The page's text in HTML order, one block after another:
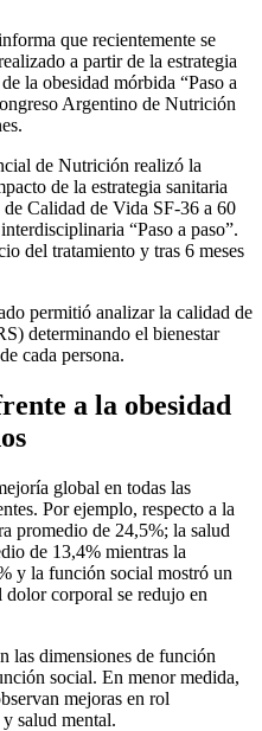
que recientemente se
a partir de la estrategia
la obesidad mórbida “Paso a
Argentino de Nutrición
de Nutrición realizó la
de la estrategia sanitaria
Calidad de Vida SF-36 a 60
“Paso a paso”.
del tratamiento y tras 6 meses
permitió analizar la calidad de
determinando el bienestar
cada persona.
a la obesidad
global en todas las
Por ejemplo, respecto a la
promedio de 24,5%; la salud
de 13,4% mientras la
y la función social mostró un
corporal se redujo en
las dimensiones de función
social. En menor medida,
mejoras en rol
salud mental.